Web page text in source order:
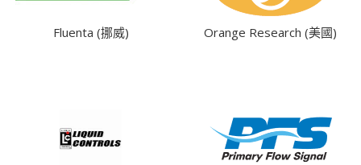
Fluenta (挪威) Orange Research (美國)